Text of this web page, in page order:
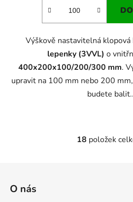
Výškově nastavitelná klopová
lepenky (3VVL) o
400x200x100/200/300 mm.
upravit na 100 mm nebo 200
budete balit..
O
18 položek
O nás